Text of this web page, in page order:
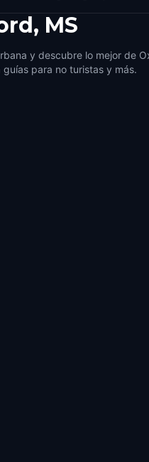
MS
y descubre lo mejor de
para no turistas y más.